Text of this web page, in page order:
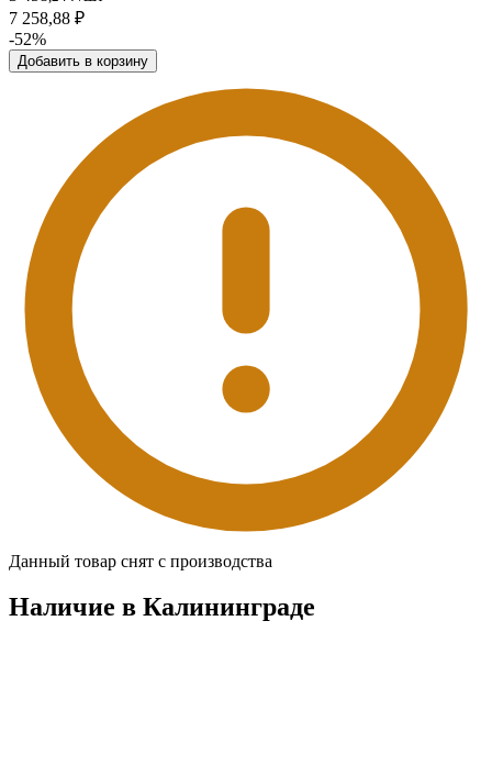
7 258,88 ₽
-52%
Добавить в корзину
Данный товар снят с производства
Наличие в Калининградe